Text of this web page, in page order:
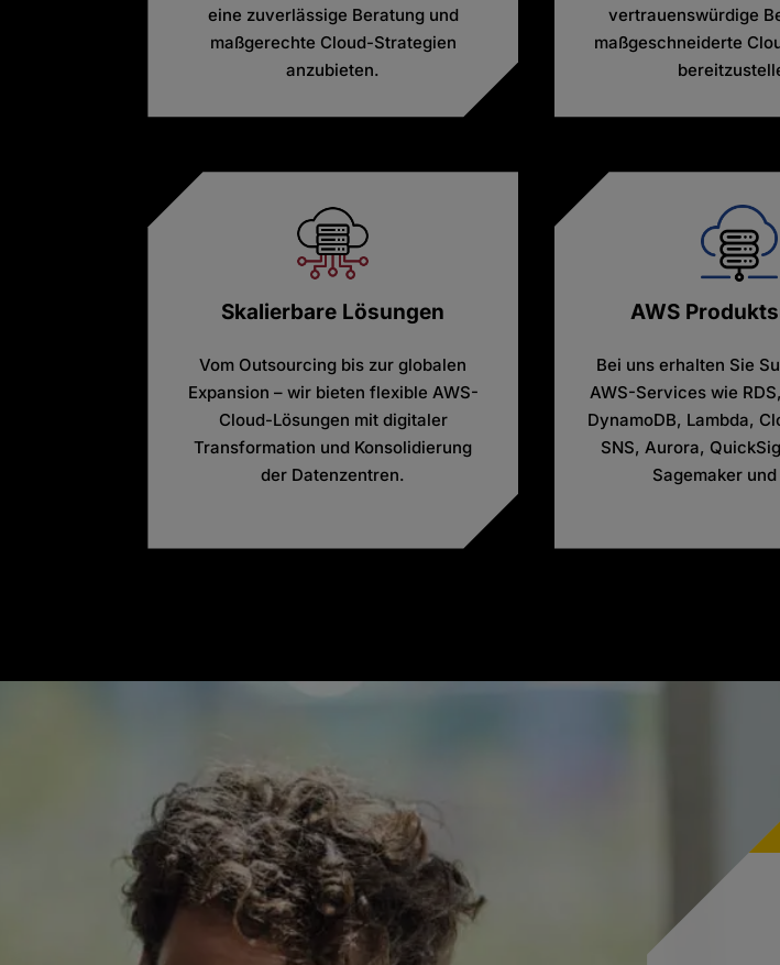
eine zuverlässige Beratung und
maßgerechte Cloud-Strategien
anzubieten.
vertrauenswürdige
maßgeschneiderte
Skalierbare Lösungen
Vom Outsourcing bis zur globalen
Expansion – wir bieten flexible AWS-
Cloud-Lösungen mit digitaler
Transformation und Konsolidierung
der Datenzentren.
AWS
Bei uns erhalten Sie
AWS-Services wie
DynamoDB, Lambda,
SNS, Aurora,
Sagemaker und